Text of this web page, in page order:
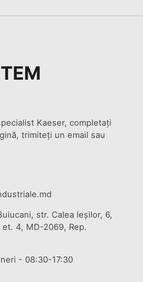
Kaeser, completați
trimiteți un email sau
str. Calea Ieşilor, 6,
4, MD-2069, Rep.
- 08:30-17:30